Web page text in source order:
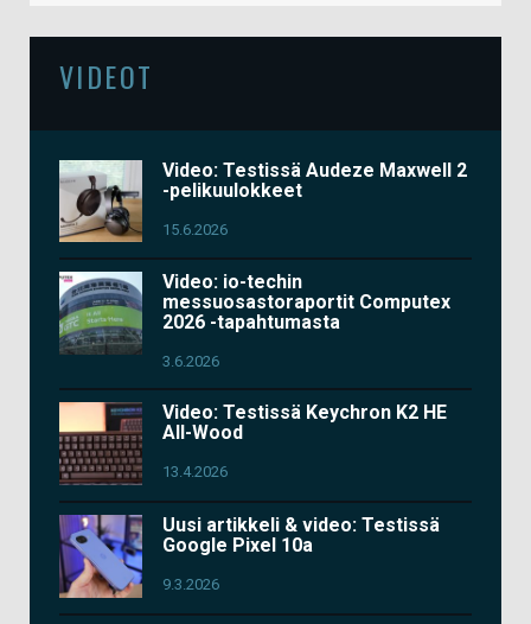
VIDEOT
Video: Testissä Audeze Maxwell 2
-pelikuulokkeet
15.6.2026
Video: io-techin
messuosastoraportit Computex
2026 -tapahtumasta
3.6.2026
Video: Testissä Keychron K2 HE
All-Wood
13.4.2026
Uusi artikkeli & video: Testissä
Google Pixel 10a
9.3.2026